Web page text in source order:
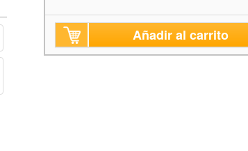
Añadir al carrito